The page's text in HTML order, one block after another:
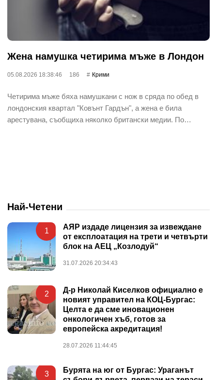
Жена намушка четирима мъже в Лондон
05.08.2026 18:38:46 186 Крими
Четирима мъже бяха намушкани с нож в сряда по обед в
лондонския квартал "Ковънт Гардън", а жена е била
арестувана, съобщиха няколко британски медии. По…
Най-Четени
1
АЯР издаде лицензия за извеждане
от експлоатация на трети и четвърти
блок на АЕЦ „Козлодуй“
31.07.2026 20:34:43
2
Д-р Николай Киселков официално е
новият управител на КОЦ-Бургас:
Целта е да сме иновационен
онкологичен хъб, готов за
европейска акредитация!
28.07.2026 11:44:45
3
Бурята на юг от Бургас: Ураганът